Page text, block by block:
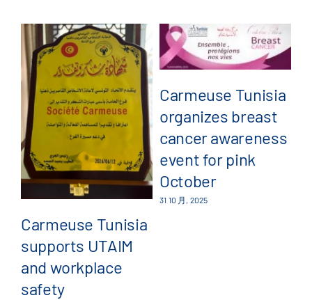
Carmeuse Tunisia
supports UTAIM
and workplace
safety
Carmeuse Tunisia
organizes breast
cancer awareness
event for pink
October
31 10 月, 2025